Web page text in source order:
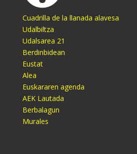
Cuadrilla de la llanada alavesa
Udalbiltza
Udalsarea 21
Berdinbidean
Eustat
Alea
Euskararen agenda
AEK Lautada
Berbalagun
Murales